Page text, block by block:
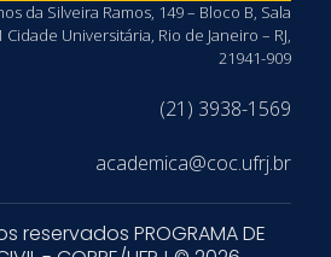
da Silveira Ramos, 149 – Bloco B, Sala
Cidade Universitária, Rio de Janeiro – RJ,
21941-909
(21) 3938-1569
academica@coc.ufrj.br
reservados PROGRAMA DE